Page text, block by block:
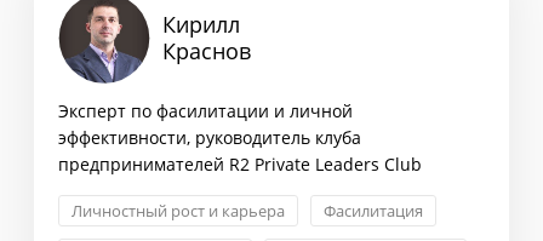
Кирилл
Краснов
Эксперт по фасилитации и личной
эффективности, руководитель клуба
предпринимателей R2 Private Leaders Club
Личностный рост и карьера
Фасилитация